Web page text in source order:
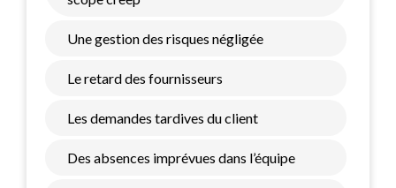
Une gestion des risques négligée
Le retard des fournisseurs
Les demandes tardives du client
Des absences imprévues dans l’équipe